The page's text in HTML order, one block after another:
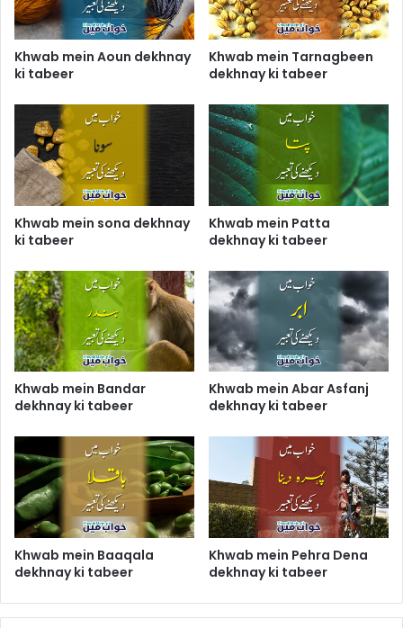
Khwab mein Aoun dekhnay
ki tabeer
Khwab mein Tarnagbeen
dekhnay ki tabeer
Khwab mein sona dekhnay
ki tabeer
Khwab mein Patta
dekhnay ki tabeer
Khwab mein Bandar
dekhnay ki tabeer
Khwab mein Abar Asfanj
dekhnay ki tabeer
Khwab mein Baaqala
dekhnay ki tabeer
Khwab mein Pehra Dena
dekhnay ki tabeer